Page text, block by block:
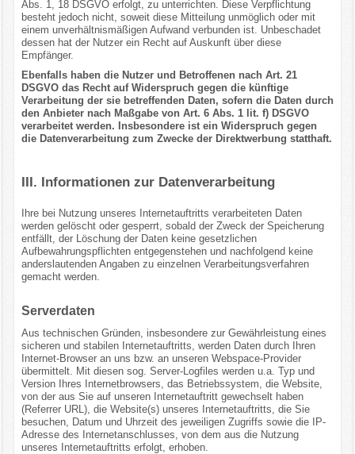
Abs. 1, 18 DSGVO erfolgt, zu unterrichten. Diese Verpflichtung
besteht jedoch nicht, soweit diese Mitteilung unmöglich oder mit
einem unverhältnismäßigen Aufwand verbunden ist. Unbeschadet
dessen hat der Nutzer ein Recht auf Auskunft über diese
Empfänger.
Ebenfalls haben die Nutzer und Betroffenen nach Art. 21
DSGVO das Recht auf Widerspruch gegen die künftige
Verarbeitung der sie betreffenden Daten, sofern die Daten durch
den Anbieter nach Maßgabe von Art. 6 Abs. 1 lit. f) DSGVO
verarbeitet werden. Insbesondere ist ein Widerspruch gegen
die Datenverarbeitung zum Zwecke der Direktwerbung statthaft.
III. Informationen zur Datenverarbeitung
Ihre bei Nutzung unseres Internetauftritts verarbeiteten Daten
werden gelöscht oder gesperrt, sobald der Zweck der Speicherung
entfällt, der Löschung der Daten keine gesetzlichen
Aufbewahrungspflichten entgegenstehen und nachfolgend keine
anderslautenden Angaben zu einzelnen Verarbeitungsverfahren
gemacht werden.
Serverdaten
Aus technischen Gründen, insbesondere zur Gewährleistung eines
sicheren und stabilen Internetauftritts, werden Daten durch Ihren
Internet-Browser an uns bzw. an unseren Webspace-Provider
übermittelt. Mit diesen sog. Server-Logfiles werden u.a. Typ und
Version Ihres Internetbrowsers, das Betriebssystem, die Website,
von der aus Sie auf unseren Internetauftritt gewechselt haben
(Referrer URL), die Website(s) unseres Internetauftritts, die Sie
besuchen, Datum und Uhrzeit des jeweiligen Zugriffs sowie die IP-
Adresse des Internetanschlusses, von dem aus die Nutzung
unseres Internetauftritts erfolgt, erhoben.